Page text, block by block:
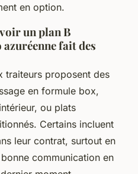
en option.
un plan B
fait des
traiteurs proposent des
en formule box,
ou plats
Certains incluent
leur contrat, surtout en
communication en